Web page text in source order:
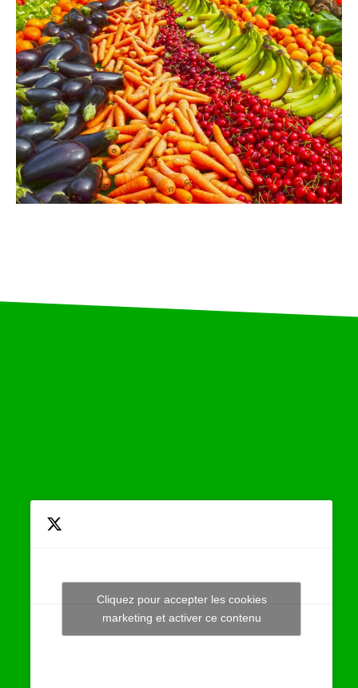
Tweets by JeuAchat
Cliquez pour accepter les cookies
marketing et activer ce contenu